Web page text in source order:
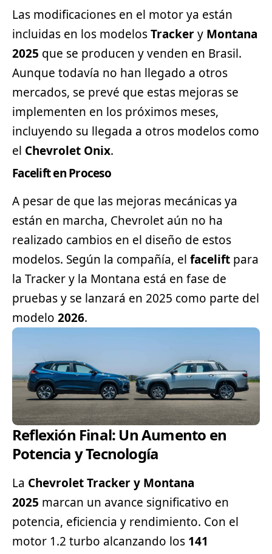
Las modificaciones en el motor ya están
incluidas en los modelosTrackery Montana
2025 que se producen y venden en Brasil.
Aunque todavía no han llegado a otros
mercados, se prevé que estas mejoras se
implementen en los próximos meses,
incluyendo su llegada a otros modelos como
el Chevrolet Onix.
Facelift en Proceso
A pesar de que las mejoras mecánicas ya
están en marcha, Chevrolet aún no ha
realizado cambios en el diseño de estos
modelos. Según la compañía, el facelift para
la Tracker y la Montana está en fase de
pruebas y se lanzará en 2025 como parte del
modelo 2026.
Reflexión Final: Un Aumento en
Potencia y Tecnología
La Chevrolet Tracker y Montana
2025 marcan un avance significativo en
potencia, eficiencia y rendimiento. Con el
motor 1.2 turbo alcanzando los 141